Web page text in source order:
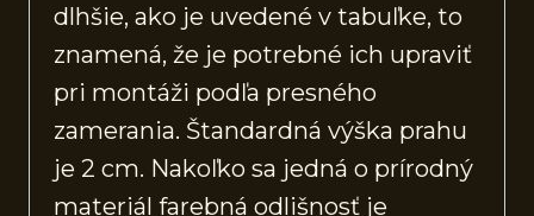
dlhšie, ako je uvedené v tabuľke, to
znamená, že je potrebné ich upraviť
pri montáži podľa presného
zamerania. Štandardná výška prahu
je 2 cm. Nakoľko sa jedná o prírodný
materiál farebná odlišnosť je